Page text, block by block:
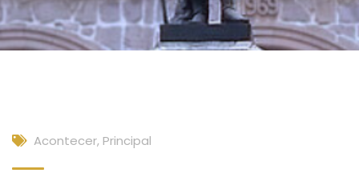
Acontecer, Principal